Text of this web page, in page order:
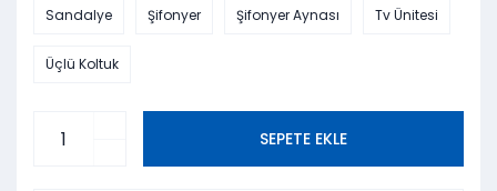
Sandalye Şifonyer Şifonyer Aynası Tv Ünitesi
Üçlü Koltuk
SEPETE EKLE